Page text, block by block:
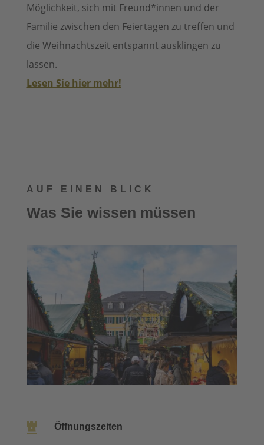
Möglichkeit, sich mit Freund*innen und der
Familie zwischen den Feiertagen zu treffen und
die Weihnachtszeit entspannt ausklingen zu
lassen.
Lesen Sie hier mehr!
AUF EINEN BLICK
Was Sie wissen müssen
 Öffnungszeiten